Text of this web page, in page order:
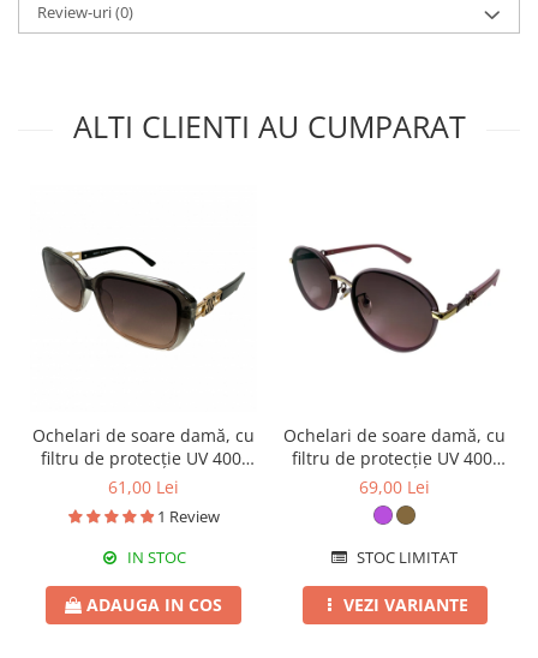
Review-uri(0)
ALTI CLIENTI AU CUMPARAT
Ochelari de soare damă, cu
filtru de protecție UV 400,
cu toc cadou, OSD58
61,00 Lei
1 Review
IN STOC
ADAUGA IN COS
Ochelari de soare damă, cu
filtru de protecție UV 400,
cu toc cadou, OSD90
69,00 Lei
STOC LIMITAT
VEZI VARIANTE